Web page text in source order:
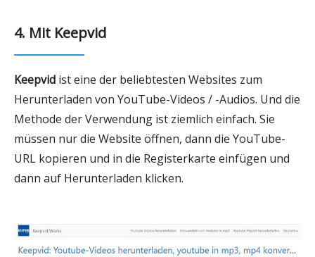
4. Mit Keepvid
Keepvid ist eine der beliebtesten Websites zum
Herunterladen von YouTube-Videos / -Audios. Und die
Methode der Verwendung ist ziemlich einfach. Sie
müssen nur die Website öffnen, dann die YouTube-
URL kopieren und in die Registerkarte einfügen und
dann auf Herunterladen klicken.